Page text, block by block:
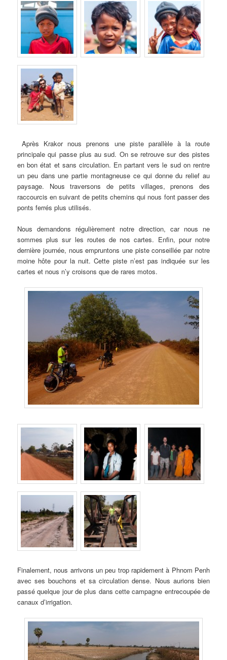
Après Krakor nous prenons une piste parallèle à la route
principale qui passe plus au sud. On se retrouve sur des pistes
en bon état et sans circulation. En partant vers le sud on rentre
un peu dans une partie montagneuse ce qui donne du relief au
paysage. Nous traversons de petits villages, prenons des
raccourcis en suivant de petits chemins qui nous font passer des
ponts ferrés plus utilisés.
Nous demandons régulièrement notre direction, car nous ne
sommes plus sur les routes de nos cartes. Enfin, pour notre
dernière journée, nous empruntons une piste conseillée par notre
moine hôte pour la nuit. Cette piste n’est pas indiquée sur les
cartes et nous n’y croisons que de rares motos.
Finalement, nous arrivons un peu trop rapidement à Phnom Penh
avec ses bouchons et sa circulation dense. Nous aurions bien
passé quelque jour de plus dans cette campagne entrecoupée de
canaux d’irrigation.